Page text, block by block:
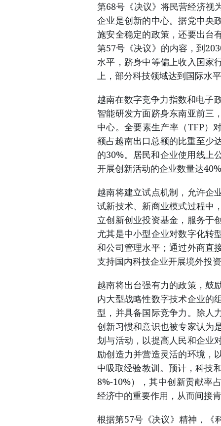
第68号《决议》将民营经济视
企业是创新的中心。据党中央
施安全稳定的政策，还要出台
第57号《决议》的内容，到
水平，跻身中等偏上收入国家
上，部分科技领域达到国际水
越南在数字竞争力指数和电子
智能研发方面跻身东南亚前三
中心。全要素生产率（TFP）
额占越南出口总额的比重至少
的30%。居民和企业使用线上
开展创新活动的企业数量达
越南将建立试点机制，允许企
试新技术、新商业模式过程中
立创新创业投资基金，服务于
尤其是中小型企业对数字化转
和公司管理水平；通过外商直
支持国内科技企业开展境外投
越南将出台强有力的政策，鼓
内大型战略性数字技术企业的
型，并具备国际竞争力。除人
创新习惯和意识也被专家认为
划与活动，以提高人民和企业
励创造力并营造灵活的环境，
中吸取经验教训。预计，科技
8%-10%），其中创新贡献率
经济中的重要作用，从而间接
根据第57号《决议》精神，《